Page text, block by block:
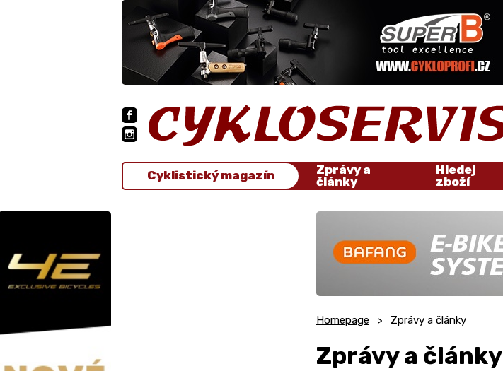
Cyklistický magazín
Zprávy a
články
Hledej
zboží
Homepage Zprávy a články
Zprávy a články